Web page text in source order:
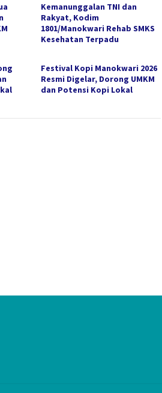
Kemanunggalan TNI dan
Rakyat, Kodim
1801/Manokwari Rehab SMKS
Kesehatan Terpadu
Festival Kopi Manokwari 2026
Resmi Digelar, Dorong UMKM
dan Potensi Kopi Lokal